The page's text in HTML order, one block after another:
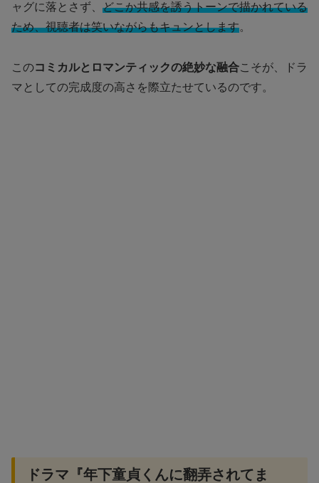
ャグに落とさず、 どこか共感を誘うトーンで描かれている
ため、視聴者は笑いながらもキュンとします。
このコミカルとロマンティックの絶妙な融合こそが、ドラ
マとしての完成度の高さを際立たせているのです。
ドラマ『年下童貞くんに翻弄されてま